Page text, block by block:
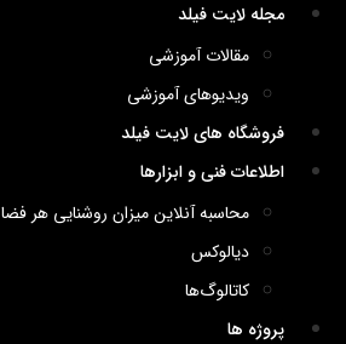
مجله لایت فیلد
مقالات آموزشی
ویدیوهای آموزشی
فروشگاه های لایت فیلد
اطلاعات فنی و ابزارها
محاسبه آنلاین میزان روشنایی هر فضا
دیالوکس
کاتالوگ‌ها
پروژه ها